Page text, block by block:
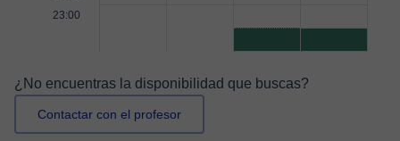
23:00
¿No encuentras la disponibilidad que buscas?
Contactar con el profesor